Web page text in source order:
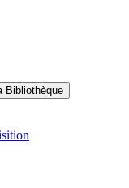
Bibliothèque